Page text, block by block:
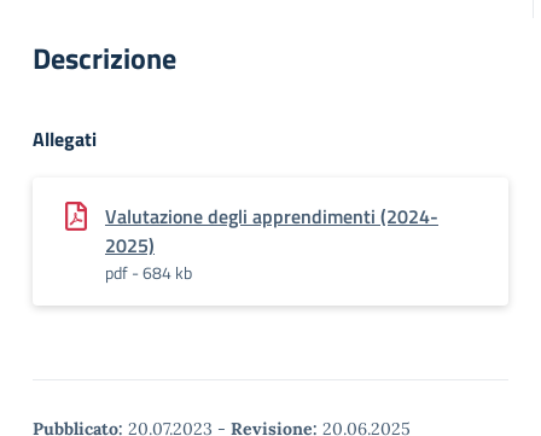
Descrizione
Allegati
Valutazione degli apprendimenti (2024-
2025)
pdf - 684 kb
Pubblicato: 20.07.2023 - Revisione: 20.06.2025